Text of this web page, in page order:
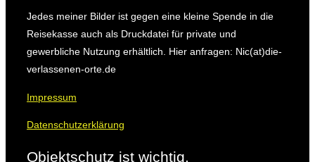
Jedes meiner Bilder ist gegen eine kleine Spende in die
Reisekasse auch als Druckdatei für private und
gewerbliche Nutzung erhältlich. Hier anfragen: Nic(at)die-
verlassenen-orte.de
Impressum
Datenschutzerklärung
Objektschutz ist wichtig.